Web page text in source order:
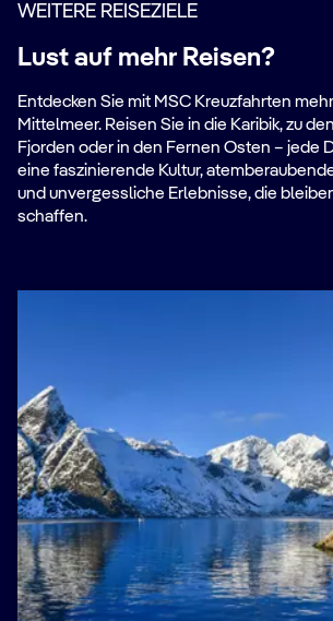
WEITERE REISEZIELE
Lust auf mehr Reisen?
Entdecken Sie mit MSC Kreuzfahrten
Mittelmeer. Reisen Sie in die Karibik, zu
Fjorden oder in den Fernen Osten – jede
eine faszinierende Kultur,
und unvergessliche Erlebnisse, die
schaffen.